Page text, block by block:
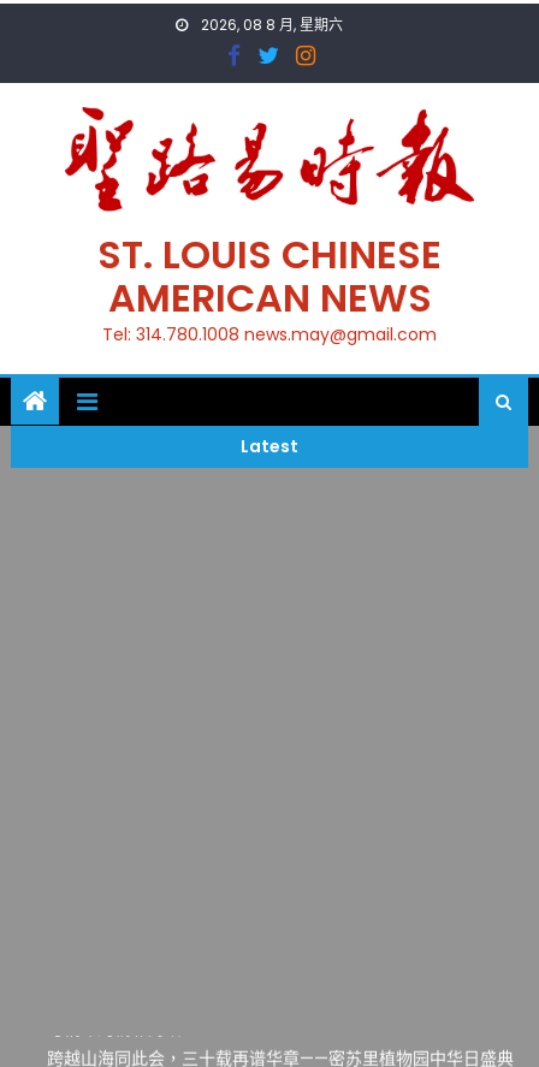
2026, 08 8 月, 星期六
ST. LOUIS CHINESE
AMERICAN NEWS
Tel: 314.780.1008 news.may@gmail.com
Latest
跨越山海同此会，三十载再谱华章——密苏里植物园中华日盛典